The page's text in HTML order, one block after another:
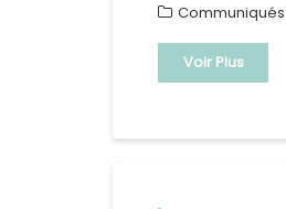
Voir Plus